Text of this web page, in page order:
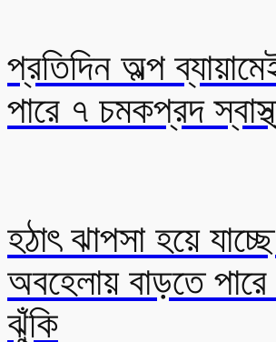
প্রতিদিন অল্প
পারে ৭ চমকপ্রদ
হঠাৎ ঝাপসা হয়ে
অবহেলায় বাড়তে
ঝুঁকি